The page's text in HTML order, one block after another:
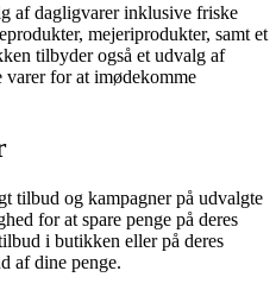
af dagligvarer inklusive friske
mejeriprodukter, samt et
tilbyder også et udvalg af
for at imødekomme
tilbud og kampagner på udvalgte
for at spare penge på deres
i butikken eller på deres
af dine penge.